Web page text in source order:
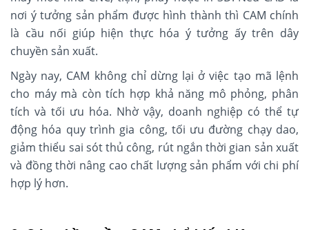
nơi ý tưởng sản phẩm được hình thành thì CAM chính
là cầu nối giúp hiện thực hóa ý tưởng ấy trên dây
chuyền sản xuất.
Ngày nay, CAM không chỉ dừng lại ở việc tạo mã lệnh
cho máy mà còn tích hợp khả năng mô phỏng, phân
tích và tối ưu hóa. Nhờ vậy, doanh nghiệp có thể tự
động hóa quy trình gia công, tối ưu đường chạy dao,
giảm thiểu sai sót thủ công, rút ngắn thời gian sản xuất
và đồng thời nâng cao chất lượng sản phẩm với chi phí
hợp lý hơn.